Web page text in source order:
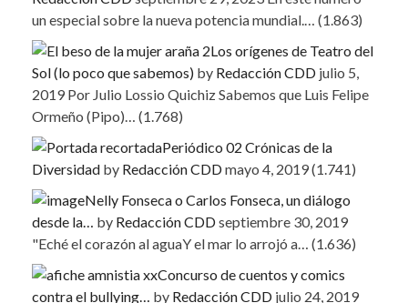
un especial sobre la nueva potencia mundial.…
(1.863)
Los orígenes de Teatro del
Sol (lo poco que sabemos) by Redacción CDD julio 5,
2019 Por Julio Lossio Quichiz Sabemos que Luis Felipe
Ormeño (Pipo)…
(1.768)
Periódico 02 Crónicas de la
Diversidad by Redacción CDDmayo 4, 2019(1.741)
Nelly Fonseca o Carlos Fonseca, un diálogo
desde la…
by Redacción CDDseptiembre 30, 2019
"Eché el corazón al aguaY el mar lo arrojó a…
(1.636)
Concurso de cuentos y comics
contra el bullying…
by Redacción CDD julio 24, 2019